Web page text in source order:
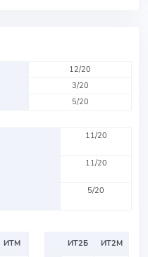
12/20
3/20
5/20
11/20
11/20
5/20
ИТМ
ИТ2Б
ИТ2М